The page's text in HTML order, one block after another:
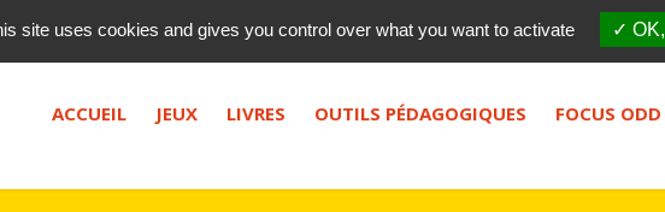
sur "entrée" ou le bouton de recherche.
Qui sommes-nous ?
ACCUEIL JEUX LIVRES OUTILS PÉDAGOGIQUES FOCUS ODD
site uses cookies and gives you control over what you want to activate ✓ OK,